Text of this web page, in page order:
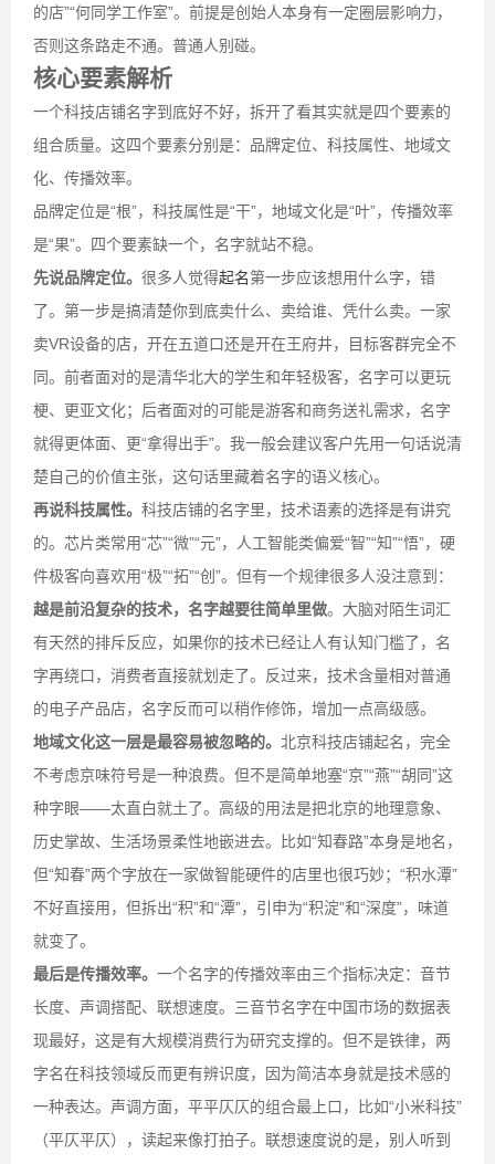
的店”“何同学工作室”。前提是创始人本身有一定圈层影响力，
否则这条路走不通。普通人别碰。
核心要素解析
一个科技店铺名字到底好不好，拆开了看其实就是四个要素的
组合质量。这四个要素分别是：品牌定位、科技属性、地域文
化、传播效率。
品牌定位是“根”，科技属性是“干”，地域文化是“叶”，传播效率
是“果”。四个要素缺一个，名字就站不稳。
先说品牌定位。 很多人觉得起名第一步应该想用什么字，错
了。第一步是搞清楚你到底卖什么、卖给谁、凭什么卖。一家
卖VR设备的店，开在五道口还是开在王府井，目标客群完全不
同。前者面对的是清华北大的学生和年轻极客，名字可以更玩
梗、更亚文化；后者面对的可能是游客和商务送礼需求，名字
就得更体面、更“拿得出手”。我一般会建议客户先用一句话说清
楚自己的价值主张，这句话里藏着名字的语义核心。
再说科技属性。 科技店铺的名字里，技术语素的选择是有讲究
的。芯片类常用“芯”“微”“元”，人工智能类偏爱“智”“知”“悟”，硬
件极客向喜欢用“极”“拓”“创”。但有一个规律很多人没注意到：
越是前沿复杂的技术，名字越要往简单里做。大脑对陌生词汇
有天然的排斥反应，如果你的技术已经让人有认知门槛了，名
字再绕口，消费者直接就划走了。反过来，技术含量相对普通
的电子产品店，名字反而可以稍作修饰，增加一点高级感。
地域文化这一层是最容易被忽略的。 北京科技店铺起名，完全
不考虑京味符号是一种浪费。但不是简单地塞“京”“燕”“胡同”这
种字眼——太直白就土了。高级的用法是把北京的地理意象、
历史掌故、生活场景柔性地嵌进去。比如“知春路”本身是地名，
但“知春”两个字放在一家做智能硬件的店里也很巧妙；“积水潭”
不好直接用，但拆出“积”和“潭”，引申为“积淀”和“深度”，味道
就变了。
最后是传播效率。 一个名字的传播效率由三个指标决定：音节
长度、声调搭配、联想速度。三音节名字在中国市场的数据表
现最好，这是有大规模消费行为研究支撑的。但不是铁律，两
字名在科技领域反而更有辨识度，因为简洁本身就是技术感的
一种表达。声调方面，平平仄仄的组合最上口，比如“小米科技”
（平仄平仄），读起来像打拍子。联想速度说的是，别人听到